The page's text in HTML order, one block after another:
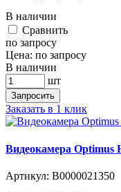
В наличии
Cравнить
по запросу
Цена: по запросу
В наличии
шт
Запросить
Заказать в 1 клик
Видеокамера Optimus
Артикул: В0000021350